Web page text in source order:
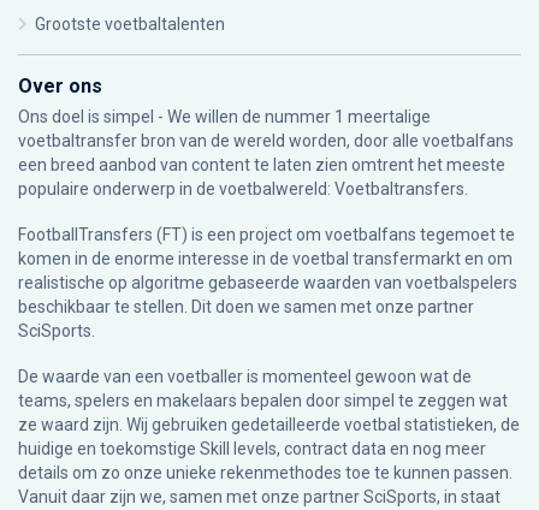
Grootste voetbaltalenten
Over ons
Ons doel is simpel - We willen de nummer 1 meertalige
voetbaltransfer bron van de wereld worden, door alle voetbalfans
een breed aanbod van content te laten zien omtrent het meeste
populaire onderwerp in de voetbalwereld: Voetbaltransfers.
FootballTransfers (FT) is een project om voetbalfans tegemoet te
komen in de enorme interesse in de voetbal transfermarkt en om
realistische op algoritme gebaseerde waarden van voetbalspelers
beschikbaar te stellen. Dit doen we samen met onze partner
SciSports
De waarde van een voetballer is momenteel gewoon wat de
teams, spelers en makelaars bepalen door simpel te zeggen wat
ze waard zijn. Wij gebruiken gedetailleerde voetbal statistieken, de
huidige en toekomstige Skill levels, contract data en nog meer
details om zo onze unieke rekenmethodes toe te kunnen passen.
Vanuit daar zijn we, samen met onze partner SciSports, in staat